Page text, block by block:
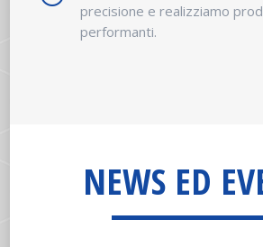
precisione e realizziamo
performanti.
NEWS ED